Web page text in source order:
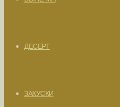
ДЕСЕРТ
ЗАКУСКИ